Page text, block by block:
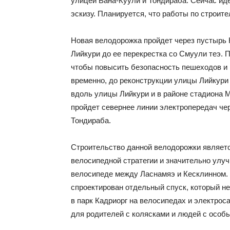
эскизу. Планируется, что работы по
Новая велодорожка пройдет через
Лийкури до ее перекрестка со Смуули
чтобы повысить безопасность пешеходов
временно, до реконструкции улицы
вдоль улицы Лийкури и в районе стадиона
пройдет севернее линии электропередач
Тондираба.
Строительство данной велодорожки
велосипедной стратегии и значительно
велосипеде между Ласнамяэ и
спроектирован отдельный спуск, который
в парк Кадриорг на велосипедах и
для родителей с колясками и людей с